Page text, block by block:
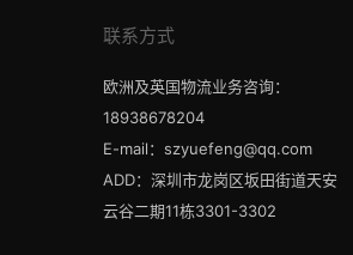
联系方式
欧洲及英国物流业务咨询：
18938678204
E-mail：szyuefeng@qq.com
ADD：深圳市龙岗区坂田街道天安
云谷二期11栋3301-3302